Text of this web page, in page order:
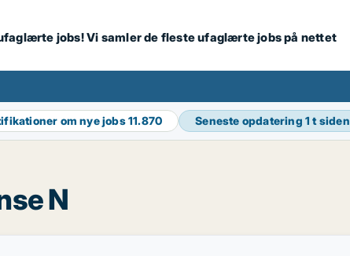
jobs! Vi samler de fleste ufaglærte jobs på nettet
om nye jobs11.870 Seneste opdatering1 t siden
N